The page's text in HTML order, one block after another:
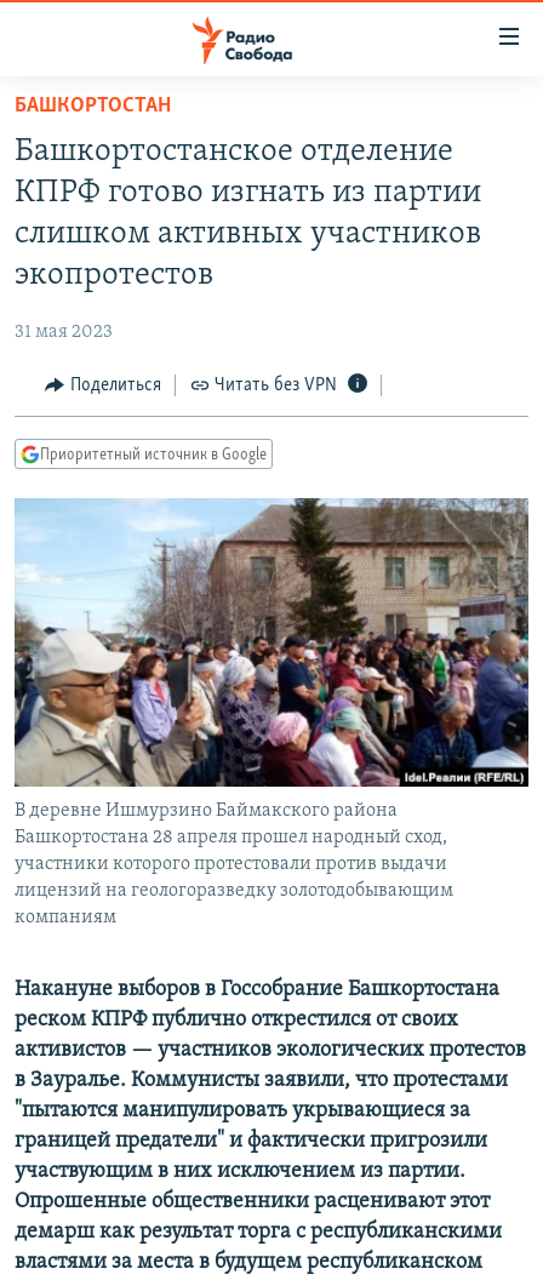
упрощенного
доступа
Вернуться
основному
содержанию
Вернутся
навигации
Вернутся
ПОДКАСТЫ
IDEL.РЕАЛИИ
КАВКАЗ.РЕАЛИИ
СИБИРЬ.РЕАЛИИ
РАСПИСАНИЕ ВЕЩАНИЯ
ПОДПИШИТЕСЬ НА РАССЫЛКУ
СОЦИАЛЬНЫЕ СЕТИ
Все сайты РСЕ/РС
БАШКОРТОСТАН
Башкортостанское отделение
КПРФ готово изгнать из партии
слишком активных участников
экопротестов
31 мая 2023
Поделиться Читать без VPN
Приоритетный источник в Google
В деревне Ишмурзино Баймакского района
Башкортостана 28 апреля прошел народный сход,
участники которого протестовали против выдачи
лицензий на геологоразведку золотодобывающим
компаниям
Накануне выборов в Госсобрание Башкортостана
реском КПРФ публично открестился от своих
активистов — участников экологических протестов
в Зауралье. Коммунисты заявили, что протестами
"пытаются манипулировать укрывающиеся за
границей предатели" и фактически пригрозили
участвующим в них исключением из партии.
Опрошенные общественники расценивают этот
демарш как результат торга с республиканскими
властями за места в будущем республиканском